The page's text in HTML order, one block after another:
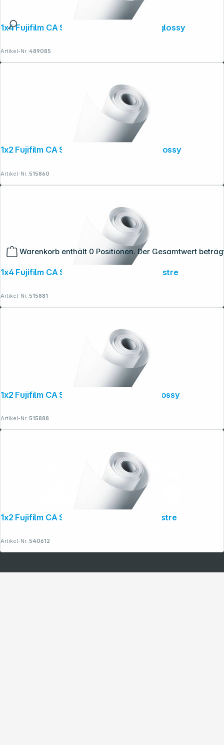
Warenkorb enthält 0 Positionen. Der Gesamtwert
1x4 Fujifilm CA Supreme 10,2 cm x 176 m glossy
Artikel-Nr.:489085
1x2 Fujifilm CA Supreme 20,3cm x 112m glossy
Artikel-Nr.:515860
1x4 Fujifilm CA Supreme 10,2cm x 176m lustre
Artikel-Nr.:515881
1x2 Fujifilm CA Supreme 12,7cm x 176m glossy
Artikel-Nr.:515888
1x2 Fujifilm CA Supreme 12,7cm x 176m lustre
Artikel-Nr.:540612